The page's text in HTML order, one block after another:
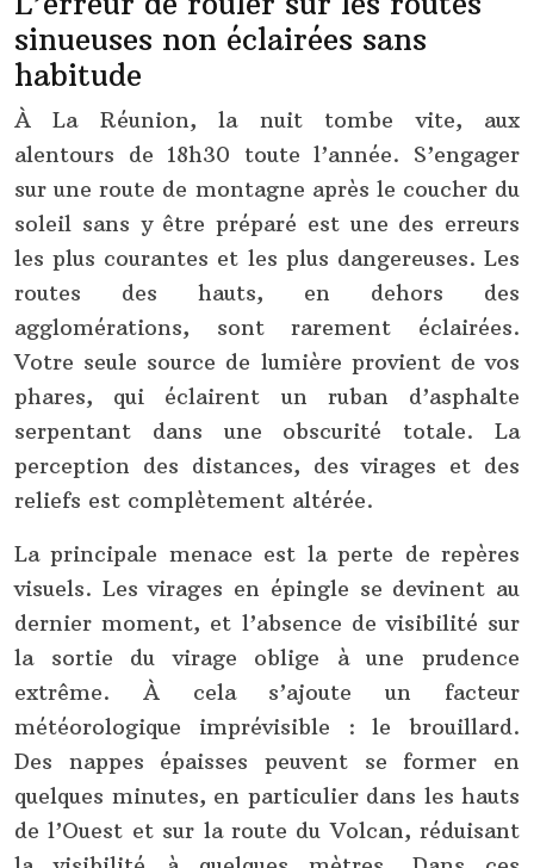
sinueuses non éclairées sans
habitude
À La Réunion, la nuit tombe vite, aux
alentours de 18h30 toute l’année. S’engager
sur une route de montagne après le coucher du
soleil sans y être préparé est une des erreurs
les plus courantes et les plus dangereuses. Les
routes des hauts, en dehors des
agglomérations, sont rarement éclairées.
Votre seule source de lumière provient de vos
phares, qui éclairent un ruban d’asphalte
serpentant dans une obscurité totale. La
perception des distances, des virages et des
reliefs est complètement altérée.
La principale menace est la perte de repères
visuels. Les virages en épingle se devinent au
dernier moment, et l’absence de visibilité sur
la sortie du virage oblige à une prudence
extrême. À cela s’ajoute un facteur
météorologique imprévisible : le brouillard.
Des nappes épaisses peuvent se former en
quelques minutes, en particulier dans les hauts
de l’Ouest et sur la route du Volcan, réduisant